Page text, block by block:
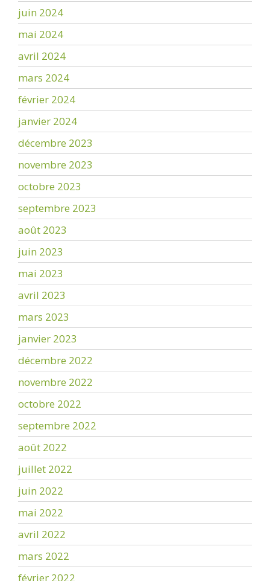
juin 2024
mai 2024
avril 2024
mars 2024
février 2024
janvier 2024
décembre 2023
novembre 2023
octobre 2023
septembre 2023
août 2023
juin 2023
mai 2023
avril 2023
mars 2023
janvier 2023
décembre 2022
novembre 2022
octobre 2022
septembre 2022
août 2022
juillet 2022
juin 2022
mai 2022
avril 2022
mars 2022
février 2022